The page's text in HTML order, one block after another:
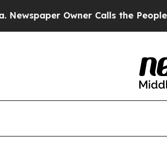
Owner Calls the People